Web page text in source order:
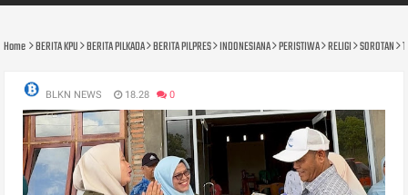
Home BERITA KPU BERITA PILKADA BERITA PILPRES INDONESIANA PERISTIWA RELIGI SOROTAN
BLKN NEWS 18.28 0